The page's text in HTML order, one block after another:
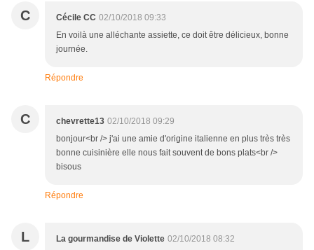
C Cécile CC 02/10/2018 09:33
En voilà une alléchante assiette, ce doit être délicieux, bonne
journée.
Répondre
C chevrette13 02/10/2018 09:29
bonjour<br /> j'ai une amie d'origine italienne en plus très très
bonne cuisinière elle nous fait souvent de bons plats<br />
bisous
Répondre
L La gourmandise de Violette 02/10/2018 08:32